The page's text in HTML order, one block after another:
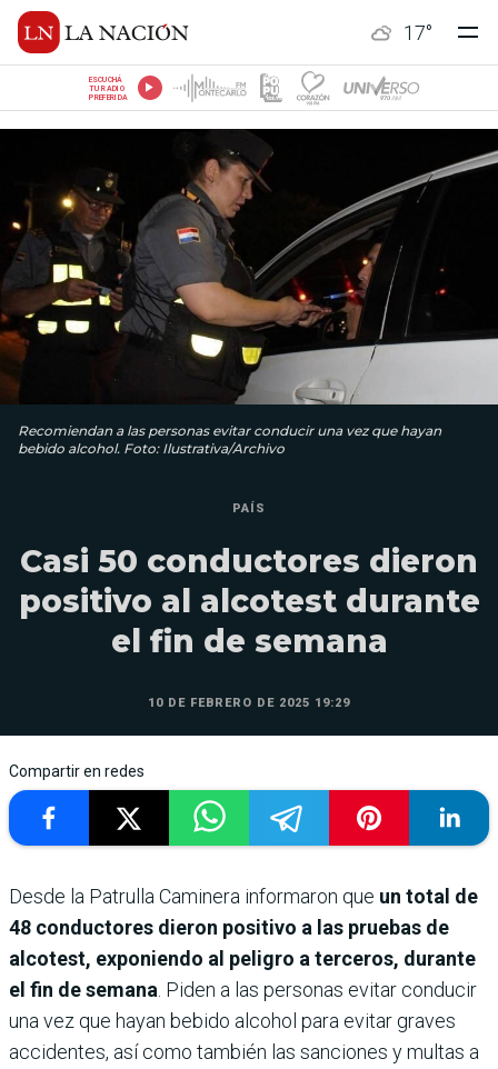
17°
ESCUCHÁ
TU RADIO
PREFERIDA
Recomiendan a las personas evitar conducir una vez que hayan
bebido alcohol. Foto: Ilustrativa/Archivo
PAÍS
Casi 50 conductores dieron
positivo al alcotest durante
el fin de semana
10 DE FEBRERO DE 2025 19:29
Compartir en redes
Desde la Patrulla Caminera informaron que un total de
48 conductores dieron positivo a las pruebas de
alcotest, exponiendo al peligro a terceros, durante
el fin de semana . Piden a las personas evitar conducir
una vez que hayan bebido alcohol para evitar graves
accidentes, así como también las sanciones y multas a